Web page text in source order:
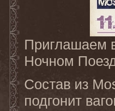
Приглашаем
Ночном
Состав из
подгонит